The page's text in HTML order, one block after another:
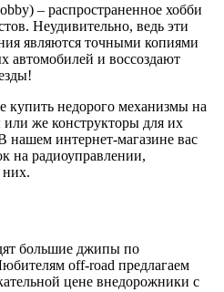
– распространенное хобби
Неудивительно, ведь эти
являются точными копиями
автомобилей и воссоздают
купить недорого механизмы на
же конструкторы для их
нашем интернет-магазине вас
на радиоуправлении,
них.
большие джипы по
off-road предлагаем
цене внедорожники с